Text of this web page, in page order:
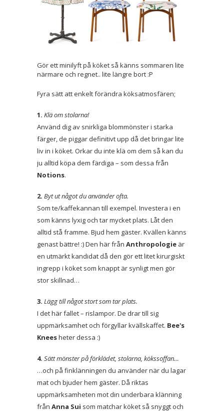
Gör ett minilyft på köket så känns sommaren lite
närmare och regnet.. lite längre bort :P
Fyra sätt att enkelt förändra köksatmosfären;
1. Klä om stolarna!
Använd dig av snirkliga blommönster i starka
färger, de piggar definitivt upp då det bringar lite
liv in i köket. Orkar du inte klä om dem så kan du
ju alltid köpa dem färdiga – som dessa från
Notions.
2. Byt ut något du använder ofta.
Som te/kaffekannan till exempel. Investera i en
som känns lyxig och tar mycket plats. Låt den
alltid stå framme. Bjud hem gäster. Kvällen känns
genast bättre! :) Den här från Anthropologie är
en utmärkt kandidat då den gör ett litet kirurgiskt
ingrepp i köket som knappt är synligt men gör
stor skillnad…
3. Lägg till något stort som tar plats.
I det här fallet – rislampor. De drar till sig
uppmärksamhet och förgyllar kvällskaffet. Bee's
Kneesheter dessa :)
4. Sätt mönster på förklädet, stolarna, kökssoffan…
…och på finklänningen du använder när du lagar
mat och bjuder hem gäster. Då riktas
uppmärksamheten mot din underbara klänning
från Anna Sui som matchar köket så snyggt och